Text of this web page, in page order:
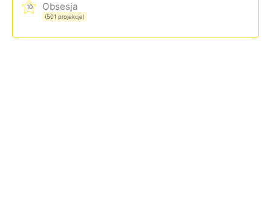
10 Obsesja
(501 projekcje)